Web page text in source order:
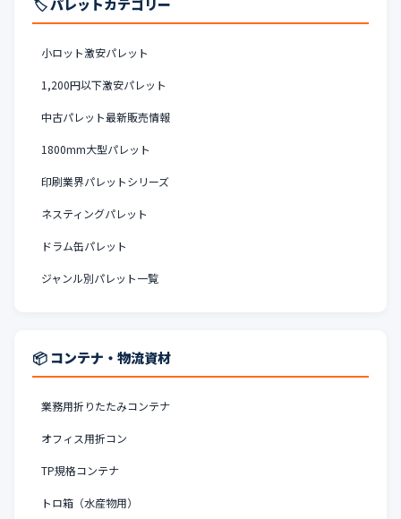
🏷️ パレットカテゴリー
小ロット激安パレット
1,200円以下激安パレット
中古パレット最新販売情報
1800mm大型パレット
印刷業界パレットシリーズ
ネスティングパレット
ドラム缶パレット
ジャンル別パレット一覧
📦 コンテナ・物流資材
業務用折りたたみコンテナ
オフィス用折コン
TP規格コンテナ
トロ箱（水産物用）